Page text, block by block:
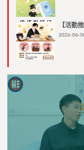
【活動
2026-06-